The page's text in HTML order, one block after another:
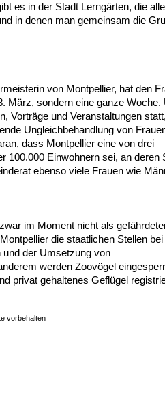
es in der Stadt Lerngärten, die
in denen man gemeinsam die
von Montpellier, hat den
März, sondern eine ganze Woche.
Vorträge und Veranstaltungen
Ungleichbehandlung von
dass Montpellier eine von drei
100.000 Einwohnern sei, an deren
ebenso viele Frauen wie
im Moment nicht als
die staatlichen Stellen bei
und der Umsetzung von
werden Zoovögel
privat gehaltenes Geflügel
vorbehalten